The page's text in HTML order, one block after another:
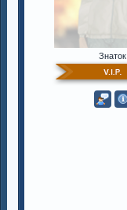
Знаток